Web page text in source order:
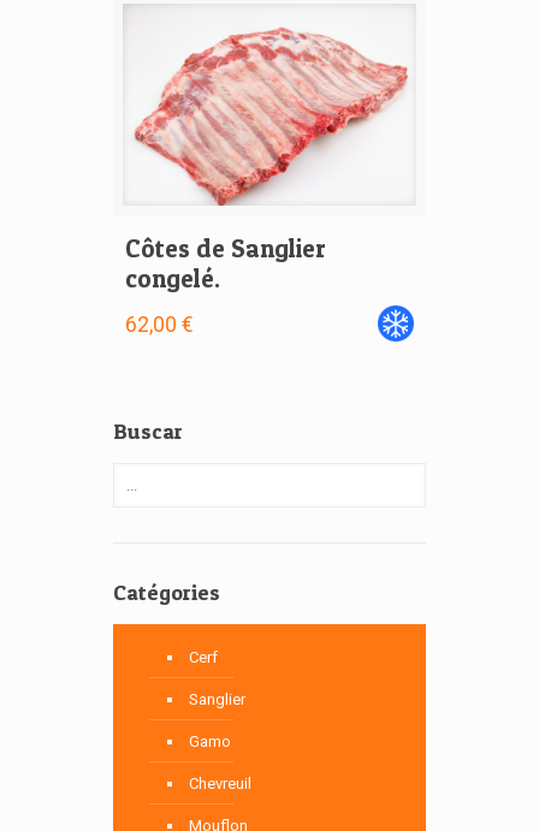
Côtes de Sanglier
congelé.
62,00 €
Buscar
Catégories
Cerf
Sanglier
Gamo
Chevreuil
Mouflon